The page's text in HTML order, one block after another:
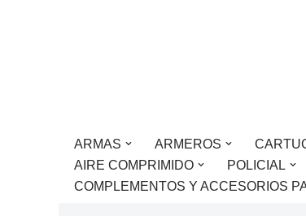
ARMAS ARMEROS
AIRE COMPRIMIDO
POLICIAL
COMPLEMENTOS Y ACCESORIOS